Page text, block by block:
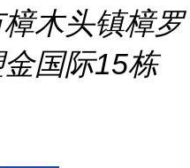
木头镇樟罗
国际15栋